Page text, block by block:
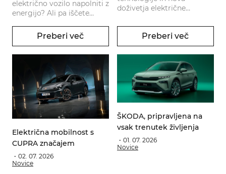
električno vozilo napolniti z
energijo? Ali pa iščete
in hitro polnjenje? Rešitev
Preberi več
doživetja električne
Preberi več
Električna mobilnost s
CUPRA značajem
Novice
02. 07. 2026
ŠKODA, pripravljena na
vsak trenutek življenja
Novice
01. 07. 2026